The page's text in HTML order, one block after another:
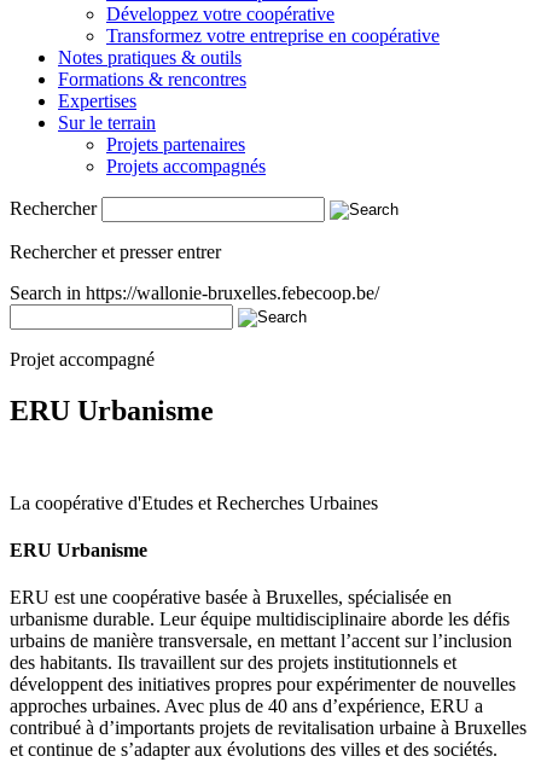
Développez votre coopérative
Transformez votre entreprise en coopérative
Notes pratiques & outils
Formations & rencontres
Expertises
Sur le terrain
Projets partenaires
Projets accompagnés
Rechercher
Rechercher et presser entrer
Search in https://wallonie-bruxelles.febecoop.be/
Projet accompagné
ERU Urbanisme
La coopérative d'Etudes et Recherches Urbaines
ERU Urbanisme
ERU est une coopérative basée à Bruxelles, spécialisée en
urbanisme durable. Leur équipe multidisciplinaire aborde les défis
urbains de manière transversale, en mettant l’accent sur l’inclusion
des habitants. Ils travaillent sur des projets institutionnels et
développent des initiatives propres pour expérimenter de nouvelles
approches urbaines. Avec plus de 40 ans d’expérience, ERU a
contribué à d’importants projets de revitalisation urbaine à Bruxelles
et continue de s’adapter aux évolutions des villes et des sociétés.